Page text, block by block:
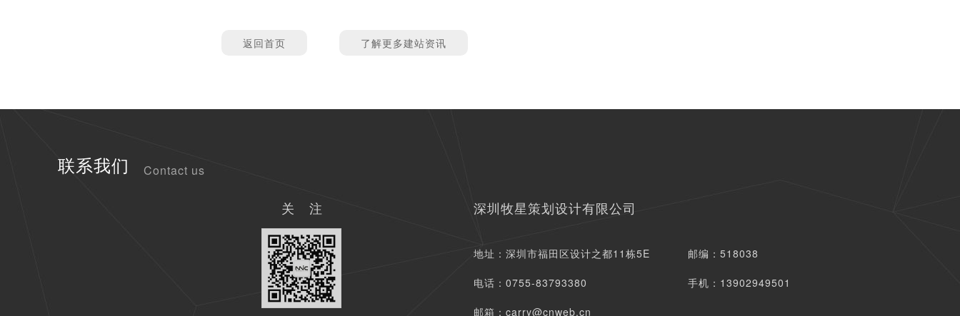
返回首页 了解更多建站资讯
联系我们 Contact us
关 注 深圳牧星策划设计有限公司
地址：深圳市福田区设计之都11栋5E 邮编：518038
电话：0755-83793380 手机：13902949501
邮箱：carry@cnweb.cn